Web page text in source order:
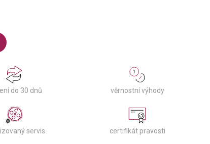
do 30 dnů věrnostní výhody
servis certifikát pravosti